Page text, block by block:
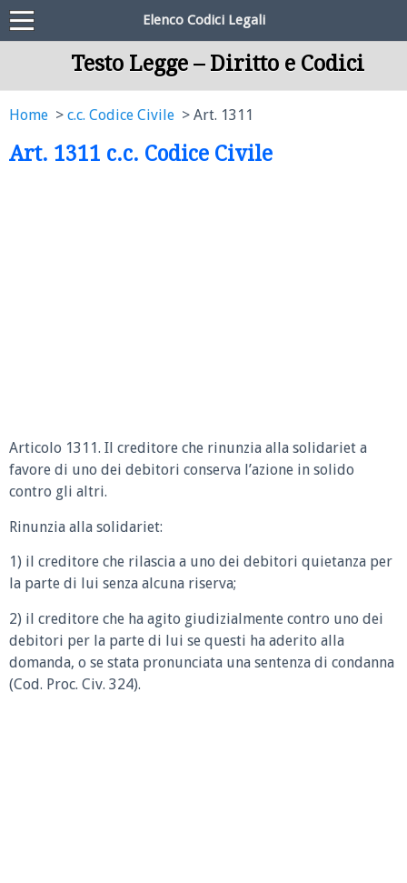
Elenco Codici Legali
Testo Legge – Diritto e Codici
Home c.c. Codice Civile Art. 1311
Art. 1311 c.c. Codice Civile
Articolo 1311. Il creditore che rinunzia alla solidariet a
favore di uno dei debitori conserva l’azione in solido
contro gli altri.
Rinunzia alla solidariet:
1) il creditore che rilascia a uno dei debitori quietanza per
la parte di lui senza alcuna riserva;
2) il creditore che ha agito giudizialmente contro uno dei
debitori per la parte di lui se questi ha aderito alla
domanda, o se stata pronunciata una sentenza di condanna
(Cod. Proc. Civ. 324).